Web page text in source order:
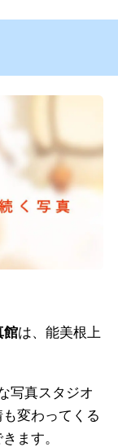
20
、レタ
がりな
の方に
プラン
1…
館は、能美根上
写真スタジオ
変わってくる
ます。